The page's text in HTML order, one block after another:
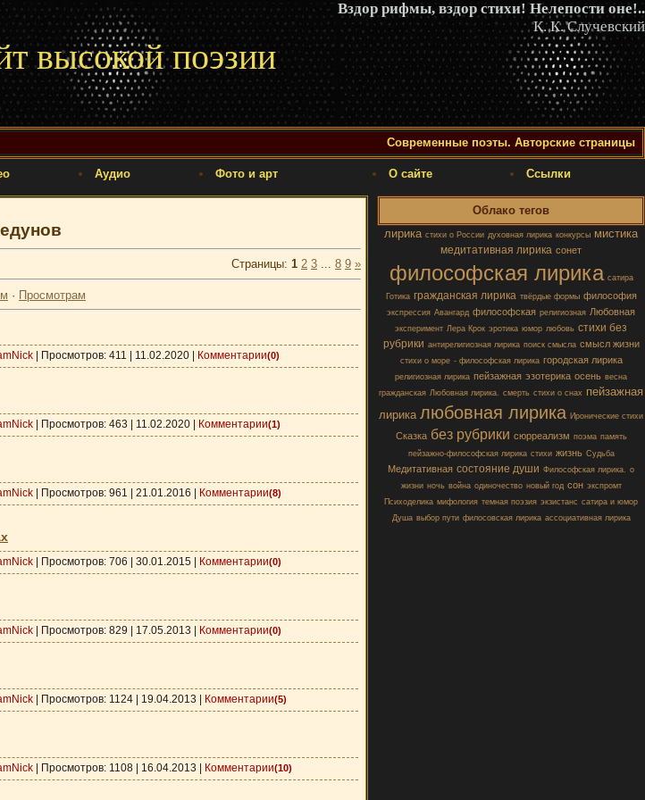
Вздор рифмы, вздор стихи! Нелепости оне!..
К. К. Случевский
высокой поэзии
Современные поэты. Авторские страницы
Аудио Фото и арт О сайте Ссылки
Страницы: 1 2 3 ... 8 9 »
· Просмотрам
| Просмотров: 411 | 11.02.2020 Комментарии(0)
| Просмотров: 463 | 11.02.2020 Комментарии(1)
| Просмотров: 961 | 21.01.2016 Комментарии(8)
| Просмотров: 706 | 30.01.2015 Комментарии(0)
| Просмотров: 829 | 17.05.2013 Комментарии(0)
| Просмотров: 1124 | 19.04.2013 Комментарии(5)
| Просмотров: 1108 | 16.04.2013 Комментарии(10)
Облако тегов
лирика стихи о России духовная лирика конкурсы мистика
медитативная лирика сонет
философская лирика сатира
Готика гражданская лирика твёрдые формы философия
экспрессия Авангард философская религиозная Любовная
эксперимент Лера Крок эротика юмор любовь стихи без
рубрики антирелигиозная лирика поиск смысла смысл жизни
стихи о море - философская лирика городская лирика
религиозная лирика пейзажная эзотерика осень весна
гражданская Любовная лирика. смерть стихи о снах пейзажная
лирика любовная лирика Иронические стихи
Сказка без рубрики сюрреализм поэма память
пейзажно-философская лирика стихи жизнь Судьба
Медитативная состояние души Философская лирика. о
жизни ночь война одиночество новый год сон экспромт
Психоделика мифология темная поэзия экзистанс сатира и юмор
Душа выбор пути филосовская лирика ассоциативная лирика